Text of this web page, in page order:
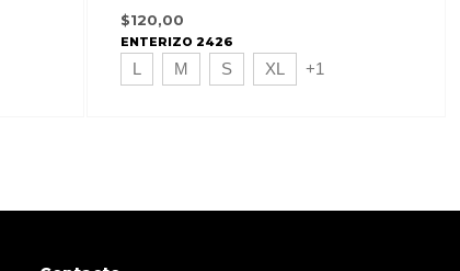
$120,00
ENTERIZO 2426
L M S XL +1